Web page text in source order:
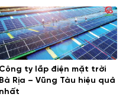
đèn rọi năng lượng mặt
mặt trời đèn rọi tường
Công ty lắp điện mặt trời
Bà Rịa – Vũng Tàu hiệu quả
nhất